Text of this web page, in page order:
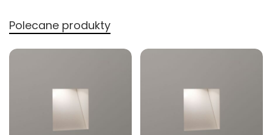
Polecane produkty